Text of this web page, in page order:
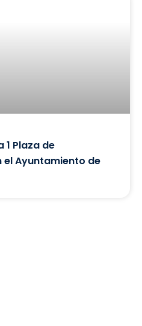
Plaza de
Ayuntamiento de